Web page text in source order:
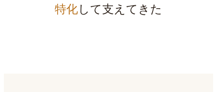
特化して支えてきた